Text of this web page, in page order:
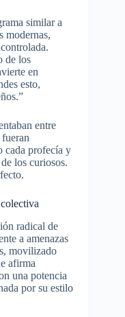
similar a
modernas,
de los
en
esto,
entre
cada profecía y
los curiosos.
radical de
a amenazas
movilizado
afirma
una potencia
por su estilo